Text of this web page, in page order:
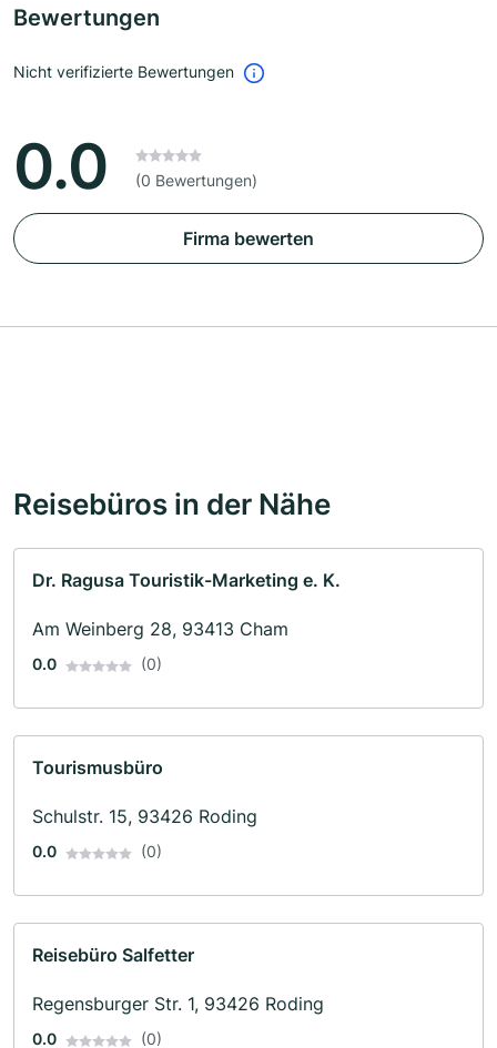
Bewertungen
Nicht verifizierte Bewertungen
0.0 (0 Bewertungen)
Firma bewerten
Reisebüros in der Nähe
Dr. Ragusa Touristik-Marketing e. K.
Am Weinberg 28, 93413 Cham
0.0 (0)
Tourismusbüro
Schulstr. 15, 93426 Roding
0.0 (0)
Reisebüro Salfetter
Regensburger Str. 1, 93426 Roding
0.0 (0)